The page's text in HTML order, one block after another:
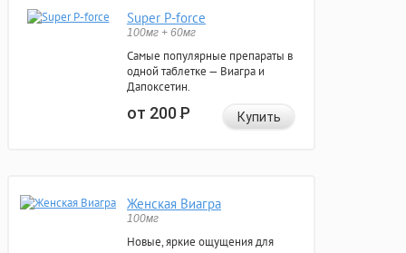
Super P-force
100мг + 60мг
Самые популярные препараты в
одной таблетке — Виагра и
Дапоксетин.
от 200Р Купить
Женская Виагра
100мг
Новые, яркие ощущения для